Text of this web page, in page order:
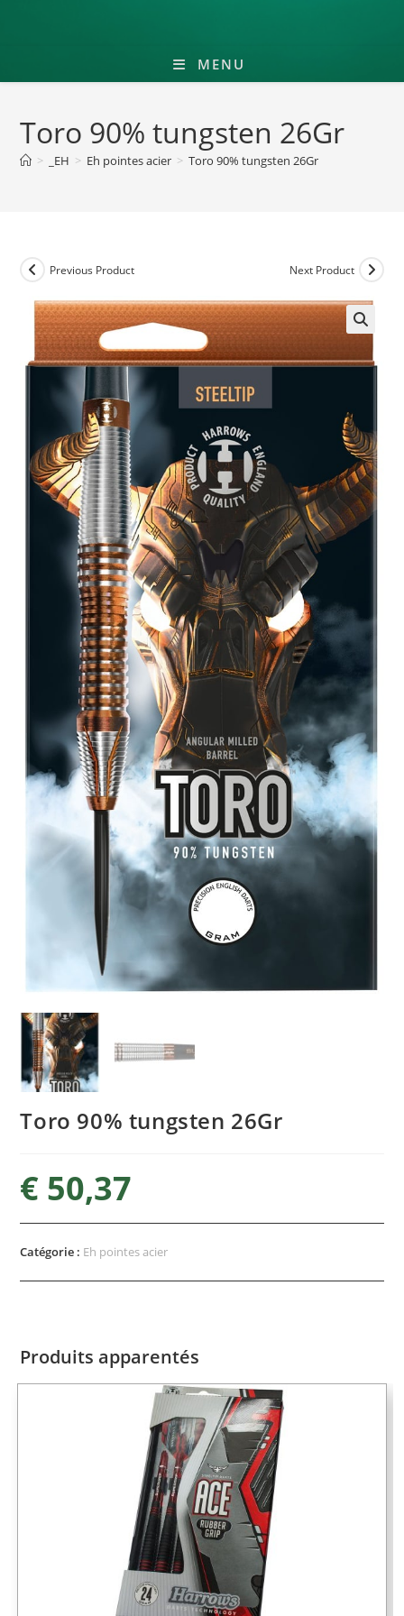
MENU
Toro 90% tungsten 26Gr
> _EH > Eh pointes acier > Toro 90% tungsten 26Gr
Previous Product Next Product
Toro 90% tungsten 26Gr
€ 50,37
Catégorie : Eh pointes acier
Produits apparentés